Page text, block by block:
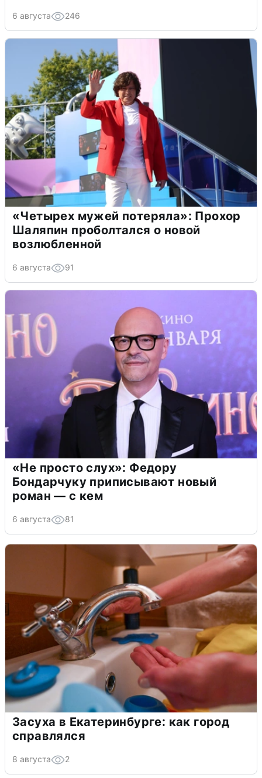
6 августа 246
«Четырех мужей потеряла»: Прохор
Шаляпин проболтался о новой
возлюбленной
6 августа 91
«Не просто слух»: Федору
Бондарчуку приписывают новый
роман — с кем
6 августа 81
Засуха в Екатеринбурге: как город
справлялся
8 августа 2